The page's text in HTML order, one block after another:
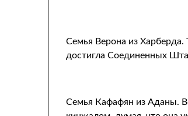
Семья Верона из Харберда.
достигла Соединенных
Семья Кафафян из Аданы.